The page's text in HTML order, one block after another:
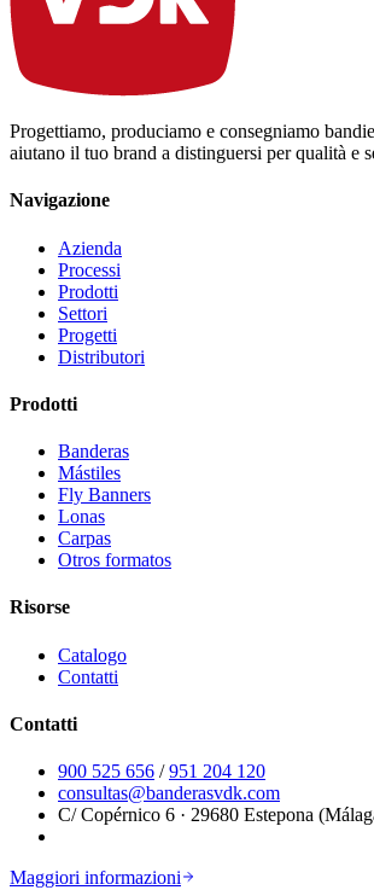
Progettiamo, produciamo e consegniamo
aiutano il tuo brand a distinguersi per qualità e
Navigazione
Azienda
Processi
Prodotti
Settori
Progetti
Distributori
Prodotti
Banderas
Mástiles
Fly Banners
Lonas
Carpas
Otros formatos
Risorse
Catalogo
Contatti
Contatti
900 525 656 / 951 204 120
consultas@banderasvdk.com
C/ Copérnico 6 · 29680 Estepona
Maggiori informazioni